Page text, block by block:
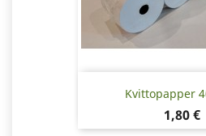
Kvittopapper
Pris
1,80 €